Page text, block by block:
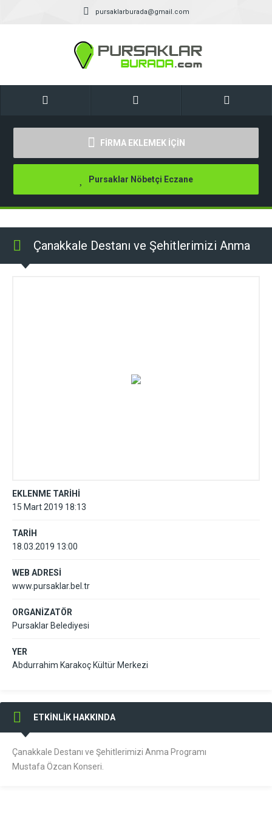
pursaklarburada@gmail.com
FİRMA EKLEMEK İÇİN
Pursaklar Nöbetçi Eczane
Çanakkale Destanı ve Şehitlerimizi Anma
EKLENME TARİHİ
15 Mart 2019 18:13
TARİH
18.03.2019 13:00
WEB ADRESİ
www.pursaklar.bel.tr
ORGANİZATÖR
Pursaklar Belediyesi
YER
Abdurrahim Karakoç Kültür Merkezi
ETKİNLİK HAKKINDA
Çanakkale Destanı ve Şehitlerimizi Anma Programı
Mustafa Özcan Konseri.